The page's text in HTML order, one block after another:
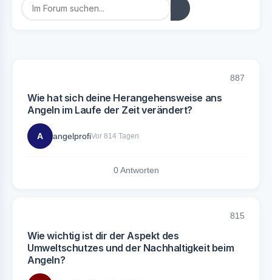
887
Wie hat sich deine Herangehensweise ans
Angeln im Laufe der Zeit verändert?
A angelprofiVor 814 Tagen
0 Antworten
815
Wie wichtig ist dir der Aspekt des
Umweltschutzes und der Nachhaltigkeit beim
Angeln?